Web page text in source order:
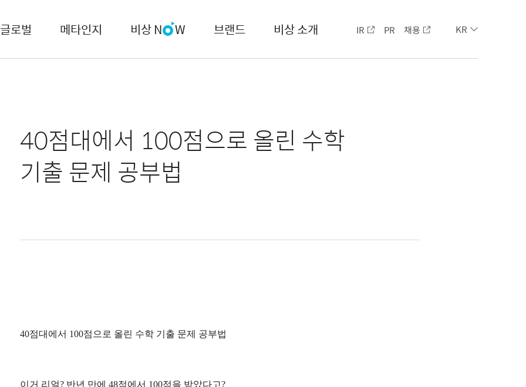
글로벌 메타인지 비상 N W 브랜드 비상 소개 IR PR 채용 KR
40점대에서 100점으로 올린 수학
기출 문제 공부법
40점대에서 100점으로 올린 수학 기출 문제 공부법
이거 리얼? 반년 만에 48점에서 100점을 받았다고?